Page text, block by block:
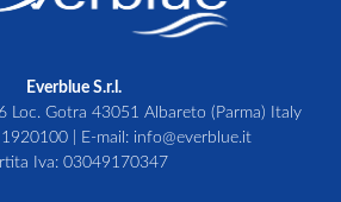
Everblue S.r.l.
Loc. Gotra 43051 Albareto (Parma) Italy
| E-mail: info@everblue.it
Iva: 03049170347